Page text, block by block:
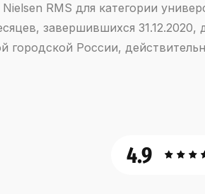
RMS для категории
завершившихся
городской России,
4.9